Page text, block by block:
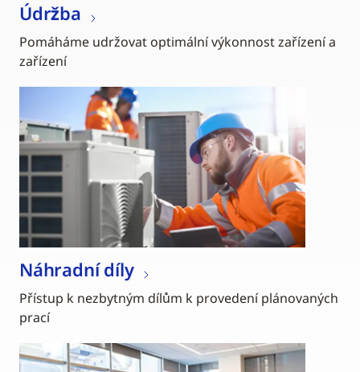
Údržba
Pomáháme udržovat optimální výkonnost zařízení a
zařízení
Náhradní díly
Přístup k nezbytným dílům k provedení plánovaných
prací